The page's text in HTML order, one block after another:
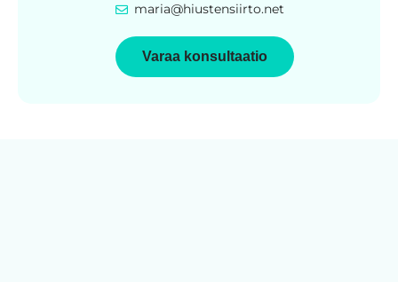
maria@hiustensiirto.net
Varaa konsultaatio